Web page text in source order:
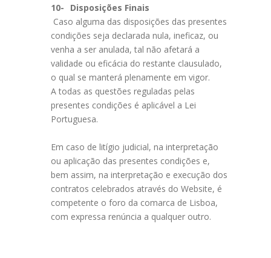
10-
Disposições Finais
Caso alguma das disposições das presentes
condições seja declarada nula, ineficaz, ou
venha a ser anulada, tal não afetará a
validade ou eficácia do restante clausulado,
o qual se manterá plenamente em vigor.
A todas as questões reguladas pelas
presentes condições é aplicável a Lei
Portuguesa.
Em caso de litígio judicial, na interpretação
ou aplicação das presentes condições e,
bem assim, na interpretação e execução dos
contratos celebrados através do Website, é
competente o foro da comarca de Lisboa,
com expressa renúncia a qualquer outro.